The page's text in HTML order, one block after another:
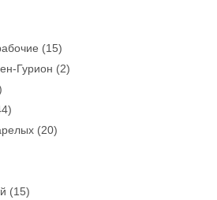
(15)
Гурион (2)
(20)
(15)